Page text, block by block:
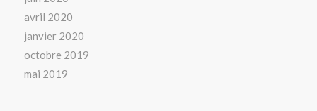
avril 2020
janvier 2020
octobre 2019
mai 2019